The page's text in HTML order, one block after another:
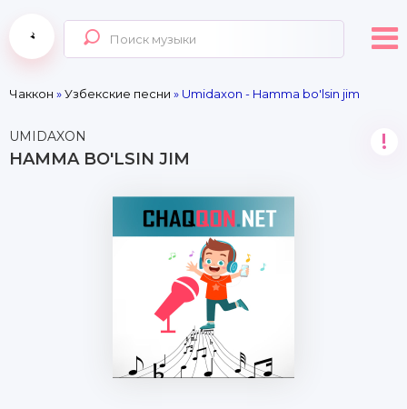
Чаккон »Узбекские песни » Umidaxon - Hamma bo'lsin jim
UMIDAXON
HAMMA BO'LSIN JIM
!